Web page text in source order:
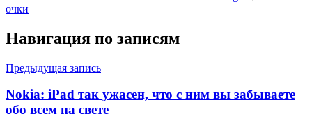
очки
Навигация по записям
Предыдущая запись
Nokia: iPad так ужасен, что с ним вы забываете
обо всем на свете